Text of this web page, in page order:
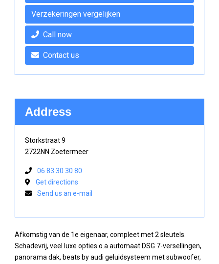
Afkomstig van de 1e eigenaar, compleet met 2 sleutels.
Schadevrij, veel luxe opties o.a automaat DSG 7-versellingen,
panorama dak, beats by audi geluidsysteem met subwoofer,
Verzekeringen vergelijken
Call now
Contact us
Address
Storkstraat 9
2722NN Zoetermeer
06 83 30 30 80
Get directions
Send us an e-mail